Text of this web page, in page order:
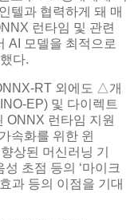
텔과 협력하게 돼 매
런타임 및 관련
AI 모델을 최적으로
다.
RT 외에도 △개
EP) 및 다이렉트
ONNX 런타임 지원
속화를 위한 윈
상된 머신러닝 기
초점 등의 ‘마이크
과 등의 이점을 기대